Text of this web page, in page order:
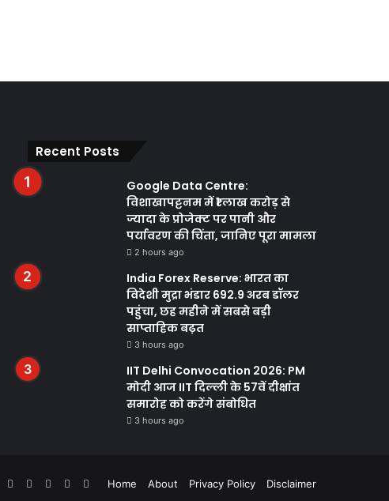
Recent Posts
Google Data Centre:
विशाखापट्टनम में ₹1 लाख करोड़ से
ज्यादा के प्रोजेक्ट पर पानी और
पर्यावरण की चिंता, जानिए पूरा मामला
2 hours ago
India Forex Reserve: भारत का
विदेशी मुद्रा भंडार 692.9 अरब डॉलर
पहुंचा, छह महीने में सबसे बड़ी
साप्ताहिक बढ़त
3 hours ago
IIT Delhi Convocation 2026: PM
मोदी आज IIT दिल्ली के 57वें दीक्षांत
समारोह को करेंगे संबोधित
3 hours ago
Home About Privacy Policy Disclaimer
Facebook
TwitterYouTubeInstagram
WhatsApp